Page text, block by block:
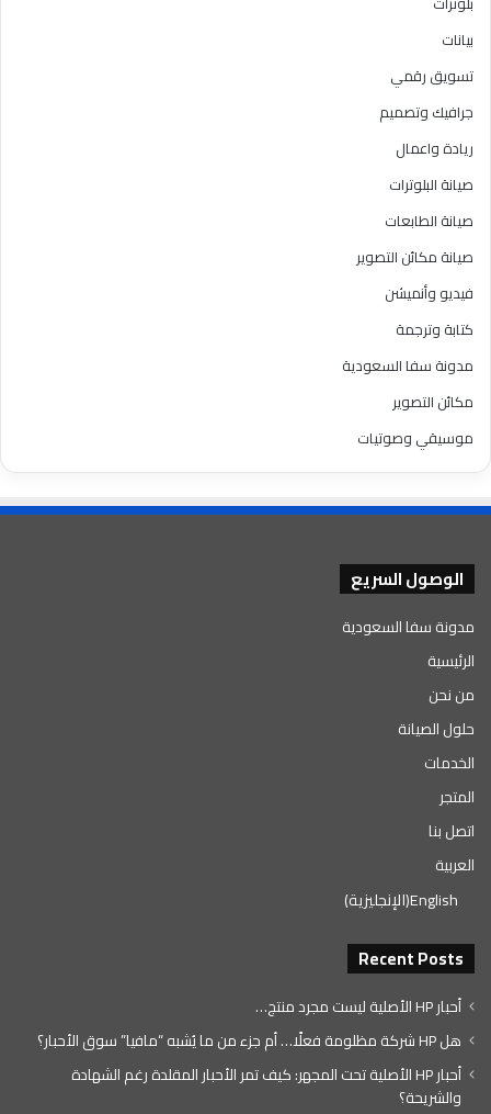
بيانات
تسويق رقمي
جرافيك وتصميم
ريادة واعمال
صيانة البلوترات
صيانة الطابعات
صيانة مكائن التصوير
فيديو وأنميشن
كتابة وترجمة
مدونة سفا السعودية
مكائن التصوير
موسيقي وصوتيات
الوصول السريع
مدونة سفا السعودية
الرئيسية
من نحن
حلول الصيانة
الخدمات
المتجر
اتصل بنا
العربية
English
(الإنجليزية)
Recent Posts
أحبار HP الأصلية ليست مجرد منتج…
هل HP شركة مظلومة فعلًا… أم جزء من ما يُشبه “مافيا” سوق الأحبار؟
أحبار HP الأصلية تحت المجهر: كيف تمر الأحبار المقلدة رغم الشهادة
والشريحة؟